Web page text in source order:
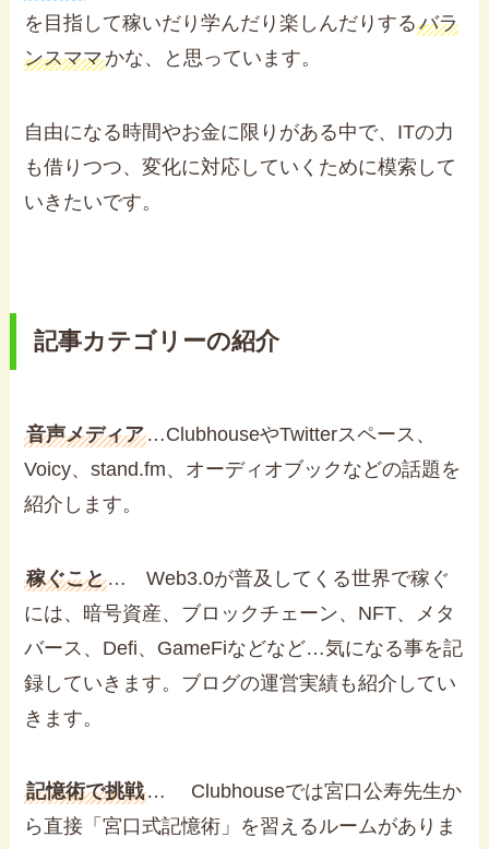
を目指して稼いだり学んだり楽しんだりするバラ
ンスママかな、と思っています。
自由になる時間やお金に限りがある中で、ITの力
も借りつつ、変化に対応していくために模索して
いきたいです。
記事カテゴリーの紹介
音声メディア…ClubhouseやTwitterスペース、
Voicy、stand.fm、オーディオブックなどの話題を
紹介します。
稼ぐこと… Web3.0が普及してくる世界で稼ぐ
には、暗号資産、ブロックチェーン、NFT、メタ
バース、Defi、GameFiなどなど…気になる事を記
録していきます。ブログの運営実績も紹介してい
きます。
記憶術で挑戦… Clubhouseでは宮口公寿先生か
ら直接「宮口式記憶術」を習えるルームがありま